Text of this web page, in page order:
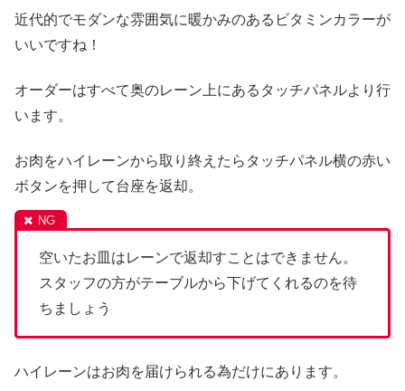
近代的でモダンな雰囲気に暖かみのあるビタミンカラーが
いいですね！
オーダーはすべて奥のレーン上にあるタッチパネルより行
います。
お肉をハイレーンから取り終えたらタッチパネル横の赤い
ボタンを押して台座を返却。
空いたお皿はレーンで返却すことはできません。
スタッフの方がテーブルから下げてくれるのを待
ちましょう
ハイレーンはお肉を届けられる為だけにあります。